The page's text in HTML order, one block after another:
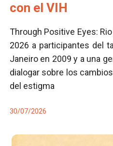
con el VIH
Through Positive Eyes:
2026 a participantes del
Janeiro en 2009 y a una
dialogar sobre los
del estigma
30/07/2026